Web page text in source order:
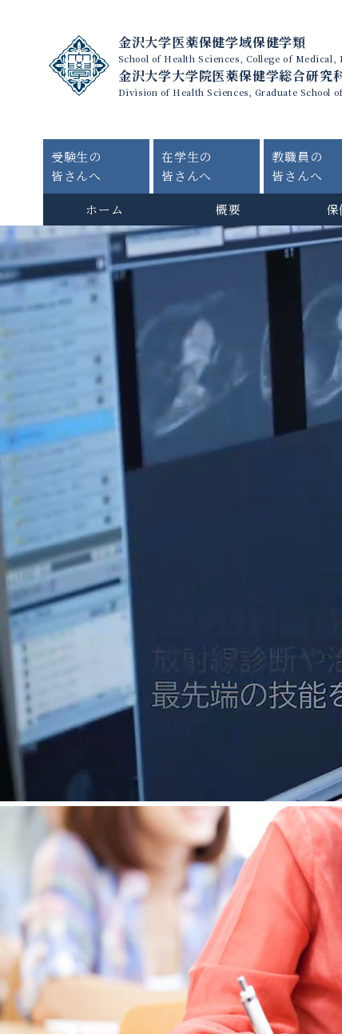
金沢大学医薬保健学域保健学類
School of Health Sciences, College of
金沢大学大学院医薬保健学総合研究
Division of Health Sciences, Graduate School
受験生の
皆さんへ
在学生の
皆さんへ
教職員の
皆さんへ
ホーム
概要 保